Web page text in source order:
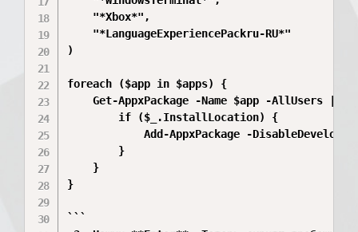
    "*Xbox*",
    "*LanguageExperiencePackru-RU*"
)
foreach ($app in $apps) {
Get-AppxPackage -Name $app -AllUsers |
        if ($_.InstallLocation) {
Add-AppxPackage -
        }
    }
}
```